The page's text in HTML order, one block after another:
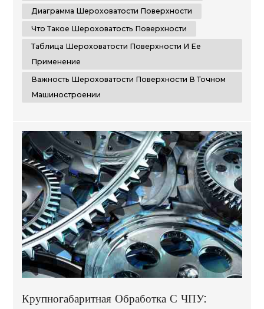
компонента. Измерения шероховатости
поверхности п...
Диаграмма Шероховатости Поверхности
Что Такое Шероховатость Поверхности
Таблица Шероховатости Поверхности И Ее
Применение
Важность Шероховатости Поверхности В Точном
Машиностроении
Крупногабаритная Обработка С ЧПУ: